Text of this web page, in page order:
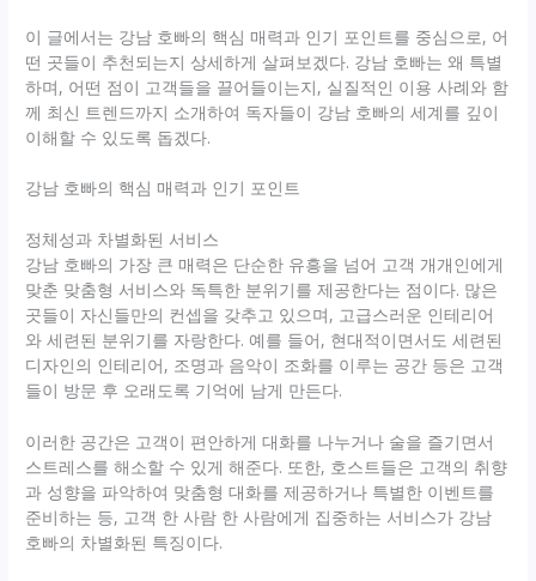
이 글에서는 강남 호빠의 핵심 매력과 인기 포인트를 중심으로, 어
떤 곳들이 추천되는지 상세하게 살펴보겠다. 강남 호빠는 왜 특별
하며, 어떤 점이 고객들을 끌어들이는지, 실질적인 이용 사례와 함
께 최신 트렌드까지 소개하여 독자들이 강남 호빠의 세계를 깊이
이해할 수 있도록 돕겠다.
강남 호빠의 핵심 매력과 인기 포인트
정체성과 차별화된 서비스
강남 호빠의 가장 큰 매력은 단순한 유흥을 넘어 고객 개개인에게
맞춘 맞춤형 서비스와 독특한 분위기를 제공한다는 점이다. 많은
곳들이 자신들만의 컨셉을 갖추고 있으며, 고급스러운 인테리어
와 세련된 분위기를 자랑한다. 예를 들어, 현대적이면서도 세련된
디자인의 인테리어, 조명과 음악이 조화를 이루는 공간 등은 고객
들이 방문 후 오래도록 기억에 남게 만든다.
이러한 공간은 고객이 편안하게 대화를 나누거나 술을 즐기면서
스트레스를 해소할 수 있게 해준다. 또한, 호스트들은 고객의 취향
과 성향을 파악하여 맞춤형 대화를 제공하거나 특별한 이벤트를
준비하는 등, 고객 한 사람 한 사람에게 집중하는 서비스가 강남
호빠의 차별화된 특징이다.